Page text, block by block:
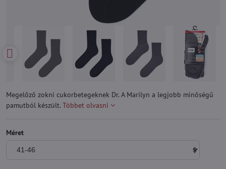
Megelőző zokni cukorbetegeknek Dr. A Marilyn a legjobb minőségű
pamutból készült. Többet olvasni
Méret